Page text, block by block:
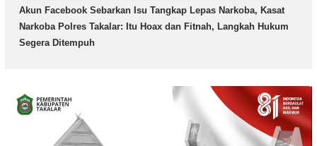
Akun Facebook Sebarkan Isu Tangkap Lepas Narkoba, Kasat
Narkoba Polres Takalar: Itu Hoax dan Fitnah, Langkah Hukum
Segera Ditempuh